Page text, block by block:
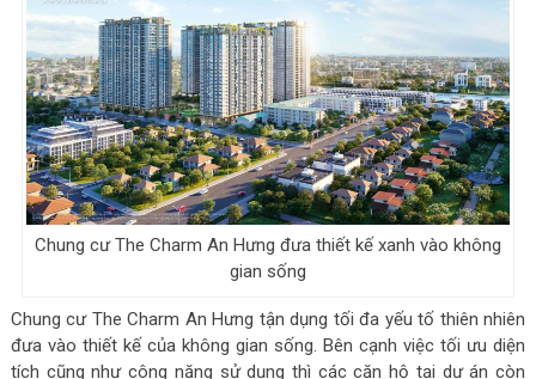
Chung cư The Charm An Hưng đưa thiết kế xanh vào không
gian sống
Chung cư The Charm An Hưng tận dụng tối đa yếu tố thiên nhiên
đưa vào thiết kế của không gian sống. Bên cạnh việc tối ưu diện
tích cũng như công năng sử dụng thì các căn hộ tại dự án còn